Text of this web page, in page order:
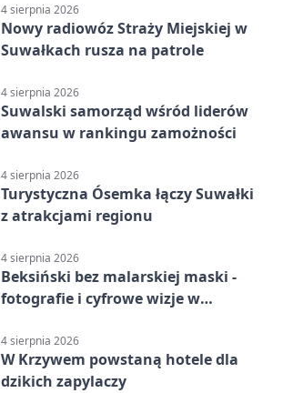
4 sierpnia 2026
Nowy radiowóz Straży Miejskiej w
Suwałkach rusza na patrole
4 sierpnia 2026
Suwalski samorząd wśród liderów
awansu w rankingu zamożności
4 sierpnia 2026
Turystyczna Ósemka łączy Suwałki
z atrakcjami regionu
4 sierpnia 2026
Beksiński bez malarskiej maski -
fotografie i cyfrowe wizje w
4 sierpnia 2026
W Krzywem powstaną hotele dla
dzikich zapylaczy